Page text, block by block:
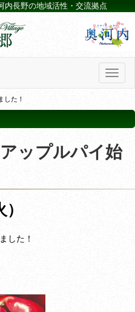
長野の地域活性・交流拠点
た！
ップルパイ始
した！